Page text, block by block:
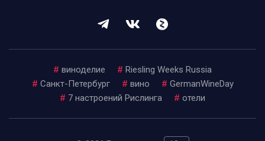
# виноделие # Riesling Weeks Russia
# Санкт-Петербург # вино # GermanWineDay
# 7 настроений Рислинга # отели